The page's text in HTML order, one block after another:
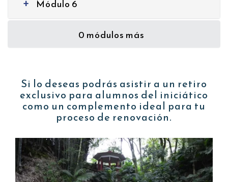
Módulo 6
0 módulos más
Si lo deseas podrás asistir a un retiro
exclusivo para alumnos del iniciático
como un complemento ideal para tu
proceso de renovación.